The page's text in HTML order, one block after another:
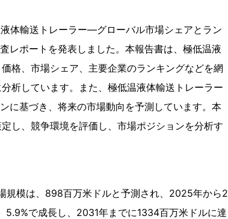
体輸送トレーラー―グローバル市場シェアとラン
レポートを発表しました。本報告書は、極低温液
格、市場シェア、主要企業のランキングなどを網
析しています。また、極低温液体輸送トレーラー
に基づき、将来の市場動向を予測しています。本
し、競争環境を評価し、市場ポジションを分析す
規模は、898百万米ドルと予測され、2025年から2
5.9%で成長し、2031年までに1334百万米ドルに達